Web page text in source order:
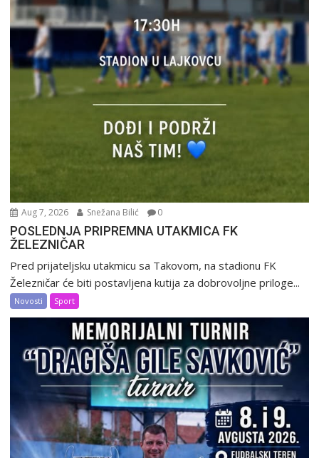
Aug 7, 2026 Snežana Bilić 0
POSLEDNJA PRIPREMNA UTAKMICA FK
ŽELEZNIČAR
Pred prijateljsku utakmicu sa Takovom, na stadionu FK
Železničar će biti postavljena kutija za dobrovoljne priloge...
Novosti Sport